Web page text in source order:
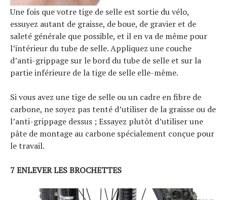
Une fois que votre tige de selle est sortie du vélo,
essuyez autant de graisse, de boue, de gravier et de
saleté générale que possible, et il en va de même pour
l’intérieur du tube de selle. Appliquez une couche
d’anti-grippage sur le bord du tube de selle et sur la
partie inférieure de la tige de selle elle-même.
Si vous avez une tige de selle ou un cadre en fibre de
carbone, ne soyez pas tenté d’utiliser de la graisse ou de
l’anti-grippage dessus ; Essayez plutôt d’utiliser une
pâte de montage au carbone spécialement conçue pour
le travail.
7 ENLEVER LES BROCHETTES